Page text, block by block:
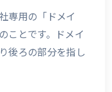
専用の「ドメイ
ことです。ドメイ
後ろの部分を指し